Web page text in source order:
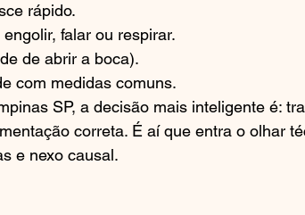
rápido.
falar ou respirar.
de abrir a boca).
com medidas comuns.
SP, a decisão mais inteligente é:
correta. É aí que entra o olhar
e nexo causal.